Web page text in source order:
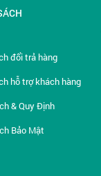
đổi trả hàng
hỗ trợ khách hàng
& Quy Định
Bảo Mật